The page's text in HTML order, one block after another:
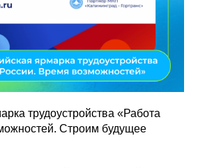
трудоустройства «Работа
Строим будущее